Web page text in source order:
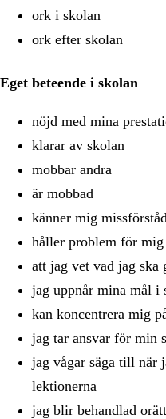
ork i skolan
ork efter skolan
Eget beteende i skolan
nöjd med mina
klarar av skolan
mobbar andra
är mobbad
känner mig
håller problem för
att jag vet vad jag ska
jag uppnår mina mål i
kan koncentrera mig
jag tar ansvar för min
jag vågar säga till när
lektionerna
jag blir behandlad